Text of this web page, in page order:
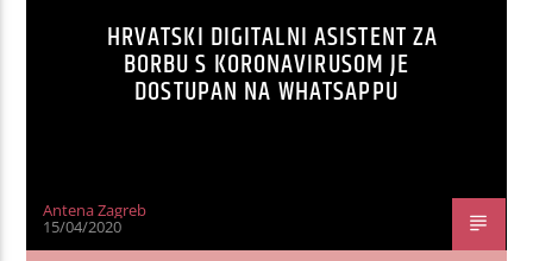
HRVATSKI DIGITALNI ASISTENT ZA
BORBU S KORONAVIRUSOM JE
DOSTUPAN NA WHATSAPPU
Antena Zagreb
15/04/2020